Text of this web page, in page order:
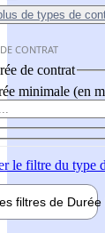
de types de
CONTRAT
de contrat
minimale (en
le filtre du type
filtres de Durée